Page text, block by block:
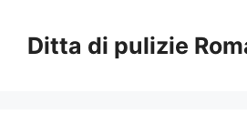
contenuto
Ditta di pulizie